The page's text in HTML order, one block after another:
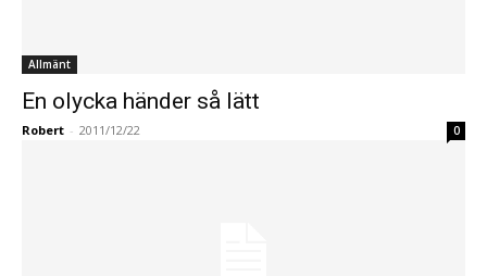
Allmänt
En olycka händer så lätt
Robert - 2011/12/22 0